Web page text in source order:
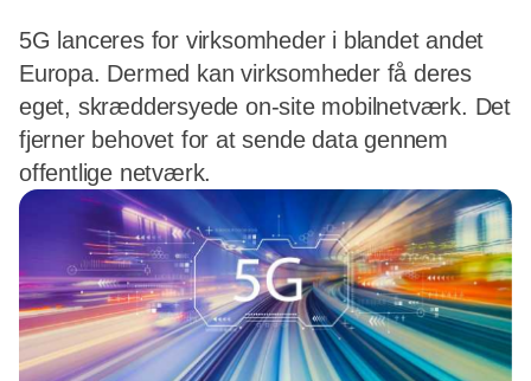
5G lanceres for virksomheder i blandet andet
Europa. Dermed kan virksomheder få deres
eget, skræddersyede on-site mobilnetværk. Det
fjerner behovet for at sende data gennem
offentlige netværk.